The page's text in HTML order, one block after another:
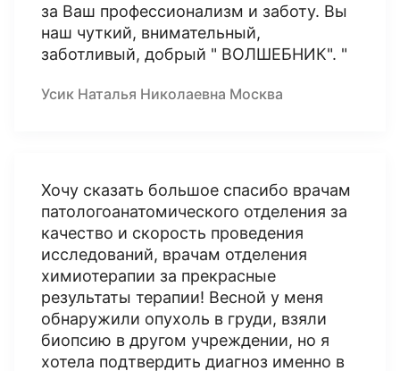
за Ваш профессионализм и заботу. Вы
наш чуткий, внимательный,
заботливый, добрый " ВОЛШЕБНИК". "
Усик Наталья Николаевна Москва
Хочу сказать большое спасибо врачам
патологоанатомического отделения за
качество и скорость проведения
исследований, врачам отделения
химиотерапии за прекрасные
результаты терапии! Весной у меня
обнаружили опухоль в груди, взяли
биопсию в другом учреждении, но я
хотела подтвердить диагноз именно в